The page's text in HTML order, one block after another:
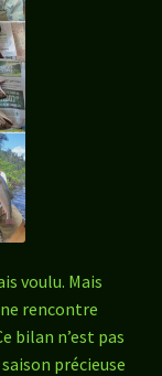
voulu. Mais
rencontre
bilan n’est pas
précieuse